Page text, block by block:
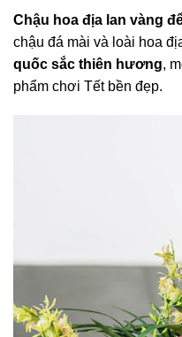
Chậu hoa địa lan vàng
chậu đá mài và loài hoa
quốc sắc thiên hương,
phẩm chơi Tết bền đẹp.